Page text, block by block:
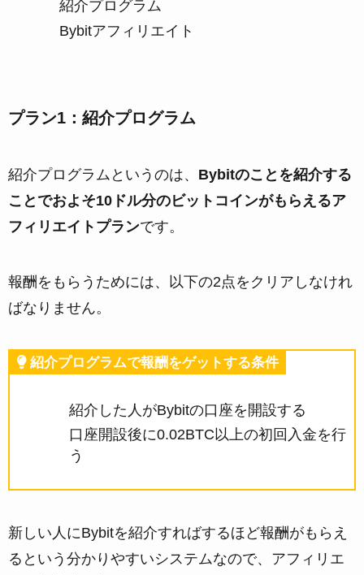
紹介プログラム
Bybitアフィリエイト
プラン1：紹介プログラム
紹介プログラムというのは、 Bybitのことを紹介する
ことでおよそ10ドル分のビットコインがもらえるア
フィリエイトプランです。
報酬をもらうためには、以下の2点をクリアしなけれ
ばなりません。
紹介プログラムで報酬をゲットする条件
紹介した人がBybitの口座を開設する
口座開設後に0.02BTC以上の初回入金を行
う
新しい人にBybitを紹介すればするほど報酬がもらえ
るという分かりやすいシステムなので、アフィリエ